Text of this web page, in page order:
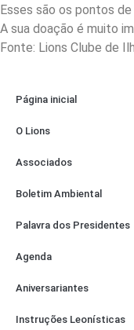
Esses são os pontos
A sua doação é muito
Fonte: Lions Clube de
Página inicial
O Lions
Associados
Boletim Ambiental
Palavra dos Presidentes
Agenda
Aniversariantes
Instruções Leonísticas